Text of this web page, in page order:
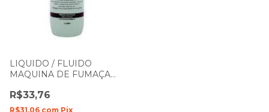
LIQUIDO / FLUIDO
MAQUINA DE FUMAÇA
1L VOLT DENSO
R$33,76
R$31,06 com Pix